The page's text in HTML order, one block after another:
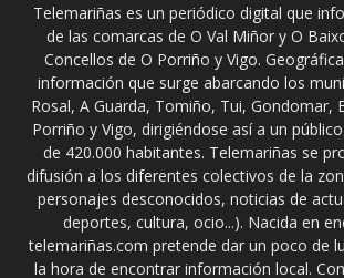
Telemariñas es un periódico digital que
de las comarcas de O Val Miñor y O
Concellos de O Porriño y Vigo.
información que surge abarcando los
Rosal, A Guarda, Tomiño, Tui, Gondomar,
Porriño y Vigo, dirigiéndose así a un
de 420.000 habitantes. Telemariñas se
difusión a los diferentes colectivos de la
personajes desconocidos, noticias de
deportes, cultura, ocio...). Nacida en
telemariñas.com pretende dar un poco de
la hora de encontrar información local.